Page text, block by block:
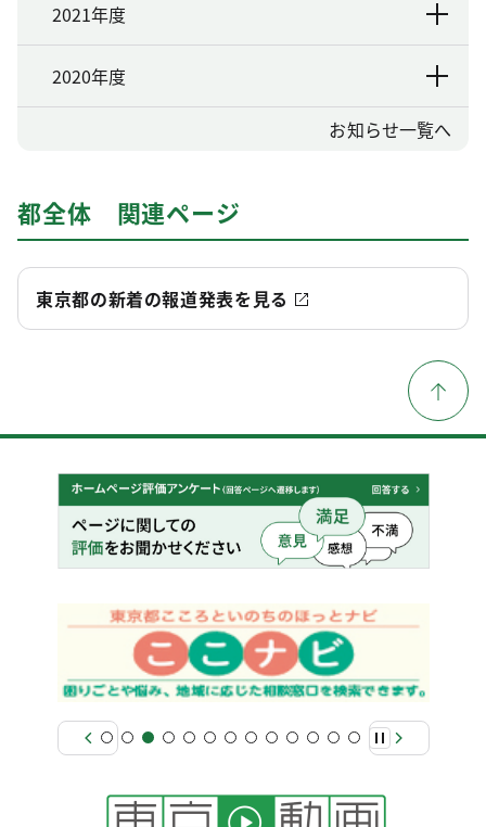
2021年度
2020年度
お知らせ一覧へ
都全体 関連ページ
東京都の新着の報道発表を見る